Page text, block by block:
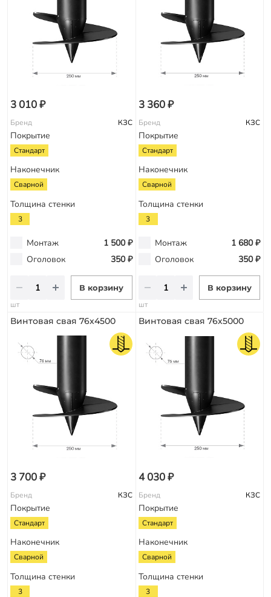
3 010 ₽
Бренд КЗС
Покрытие
Стандарт
Наконечник
Сварной
Толщина стенки
3
Монтаж
1 500 ₽
Оголовок
350 ₽
В корзину
шт
3 360 ₽
Бренд КЗС
Покрытие
Стандарт
Наконечник
Сварной
Толщина стенки
3
Монтаж
1 680 ₽
Оголовок
350 ₽
В корзину
шт
Винтовая свая 76х4500
3 700 ₽
Бренд КЗС
Покрытие
Стандарт
Наконечник
Сварной
Толщина стенки
3
Винтовая свая 76х5000
4 030 ₽
Бренд КЗС
Покрытие
Стандарт
Наконечник
Сварной
Толщина стенки
3